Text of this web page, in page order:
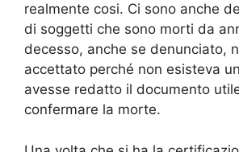
realmente cosi. Ci sono anche
di soggetti che sono morti da
decesso, anche se denunciato,
accettato perché non esisteva
avesse redatto il documento
confermare la morte.